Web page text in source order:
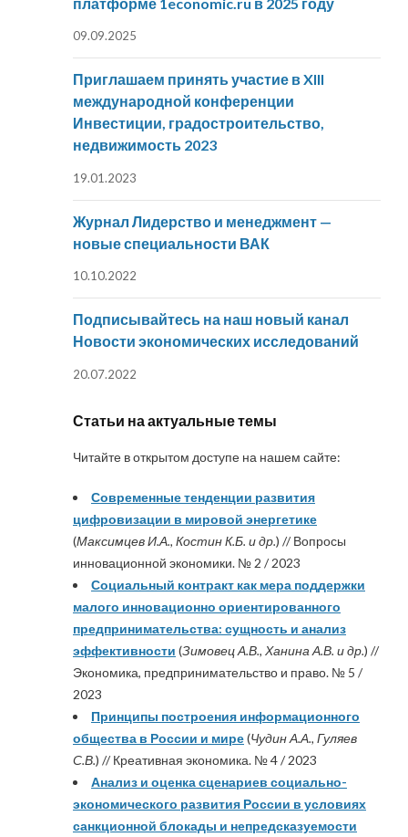
09.09.2025
Приглашаем принять участие в XIII
международной конференции
Инвестиции, градостроительство,
недвижимость 2023
19.01.2023
Журнал Лидерство и менеджмент —
новые специальности ВАК
10.10.2022
Подписывайтесь на наш новый канал
Новости экономических исследований
20.07.2022
Статьи на актуальные темы
Читайте в открытом доступе на нашем сайте:
Современные тенденции развития
цифровизации в мировой энергетике
(Максимцев И.А., Костин К.Б. и др.) // Вопросы
инновационной экономики. № 2 / 2023
Социальный контракт как мера поддержки
малого инновационно ориентированного
предпринимательства: сущность и анализ
эффективности (Зимовец А.В., Ханина А.В. и др.) //
Экономика, предпринимательство и право. № 5 /
2023
Принципы построения информационного
общества в России и мире(Чудин А.А., Гуляев
С.В.) // Креативная экономика. № 4 / 2023
Анализ и оценка сценариев социально-
экономического развития России в условиях
санкционной блокады и непредсказуемости